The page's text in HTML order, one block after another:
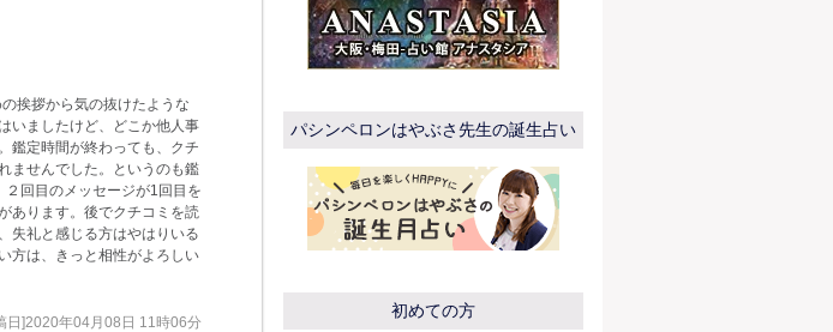
挨拶から気の抜けたような
いましたけど、どこか他人事
鑑定時間が終わっても、クチ
ませんでした。というのも鑑
回目のメッセージが1回目を
あります。後でクチコミを読
失礼と感じる方はやはりいる
方は、きっと相性がよろしい
日]2020年04月08日 11時06分
パシンペロンはやぶさ先生の誕生占い
初めての方